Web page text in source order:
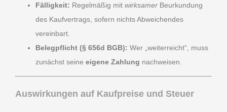
Fälligkeit: Regelmäßig mit wirksamer Beurkundung
des Kaufvertrags, sofern nichts Abweichendes
vereinbart.
Belegpflicht (§ 656d BGB): Wer „weiterreicht“, muss
zunächst seine eigene Zahlung nachweisen.
Auswirkungen auf Kaufpreise und Steuer